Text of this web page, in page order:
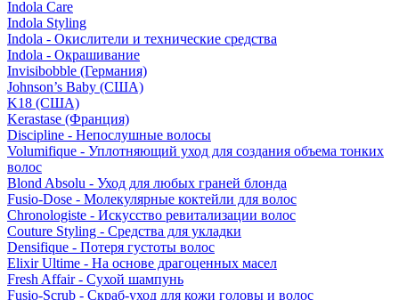
Indola Care
Indola Styling
Indola - Окислители и технические средства
Indola - Окрашивание
Invisibobble (Германия)
Johnson’s Baby (США)
K18 (США)
Kerastase (Франция)
Discipline - Непослушные волосы
Volumifique - Уплотняющий уход для создания объема тонких
волос
Blond Absolu - Уход для любых граней блонда
Fusio-Dose - Молекулярные коктейли для волос
Chronologiste - Искусство ревитализации волос
Couture Styling - Средства для укладки
Densifique - Потеря густоты волос
Elixir Ultime - На основе драгоценных масел
Fresh Affair - Сухой шампунь
Fusio-Scrub - Скраб-уход для кожи головы и волос